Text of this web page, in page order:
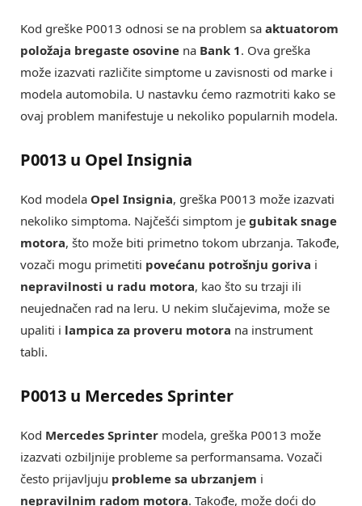
Kod greške P0013 odnosi se na problem sa aktuatorom
položaja bregaste osovine na Bank 1. Ova greška
može izazvati različite simptome u zavisnosti od marke i
modela automobila. U nastavku ćemo razmotriti kako se
ovaj problem manifestuje u nekoliko popularnih modela.
P0013 u Opel Insignia
Kod modela Opel Insignia, greška P0013 može izazvati
nekoliko simptoma. Najčešći simptom je gubitak snage
motora, što može biti primetno tokom ubrzanja. Takođe,
vozači mogu primetiti povećanu potrošnju goriva i
nepravilnosti u radu motora, kao što su trzaji ili
neujednačen rad na leru. U nekim slučajevima, može se
upaliti i lampica za proveru motora na instrument
tabli.
P0013 u Mercedes Sprinter
Kod Mercedes Sprinter modela, greška P0013 može
izazvati ozbiljnije probleme sa performansama. Vozači
često prijavljuju probleme sa ubrzanjem i
nepravilnim radom motora. Takođe, može doći do